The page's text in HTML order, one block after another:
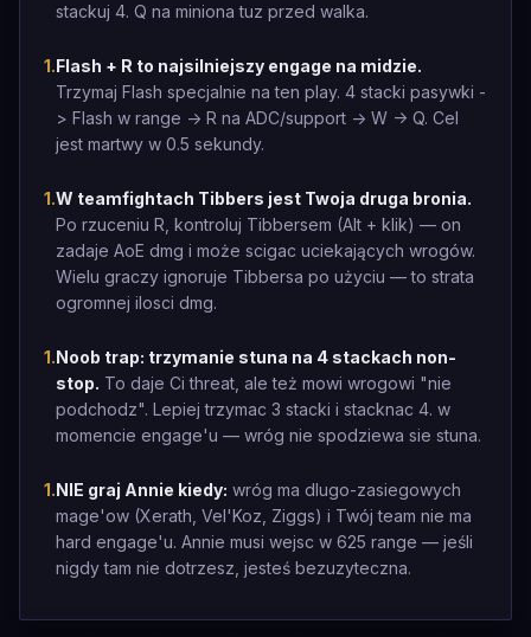
stackuj 4. Q na miniona tuz przed walka.
1.Flash + R to najsilniejszy engage na midzie.
Trzymaj Flash specjalnie na ten play. 4 stacki pasywki -
> Flash w range -> R na ADC/support -> W -> Q. Cel
jest martwy w 0.5 sekundy.
1.W teamfightach Tibbers jest Twoja druga bronia.
Po rzuceniu R, kontroluj Tibbersem (Alt + klik) — on
zadaje AoE dmg i może scigac uciekających wrogów.
Wielu graczy ignoruje Tibbersa po użyciu — to strata
ogromnej ilosci dmg.
1.Noob trap: trzymanie stuna na 4 stackach non-
stop. To daje Ci threat, ale też mowi wrogowi "nie
podchodz". Lepiej trzymac 3 stacki i stacknac 4. w
momencie engage'u — wróg nie spodziewa sie stuna.
1.NIE graj Annie kiedy: wróg ma dlugo-zasiegowych
mage'ow (Xerath, Vel'Koz, Ziggs) i Twój team nie ma
hard engage'u. Annie musi wejsc w 625 range — jeśli
nigdy tam nie dotrzesz, jesteś bezuzyteczna.